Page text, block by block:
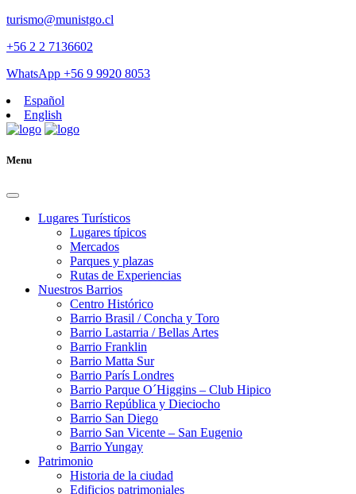
turismo@munistgo.cl
+56 2 2 7136602
WhatsApp +56 9 9920 8053
Español
English
Menu
Lugares Turísticos
Lugares tí­picos
Mercados
Parques y plazas
Rutas de Experiencias
Nuestros Barrios
Centro Histórico
Barrio Brasil / Concha y Toro
Barrio Lastarria / Bellas Artes
Barrio Franklin
Barrio Matta Sur
Barrio Parí­s Londres
Barrio Parque O´Higgins – Club Hipico
Barrio República y Dieciocho
Barrio San Diego
Barrio San Vicente – San Eugenio
Barrio Yungay
Patrimonio
Historia de la ciudad
Edificios patrimoniales